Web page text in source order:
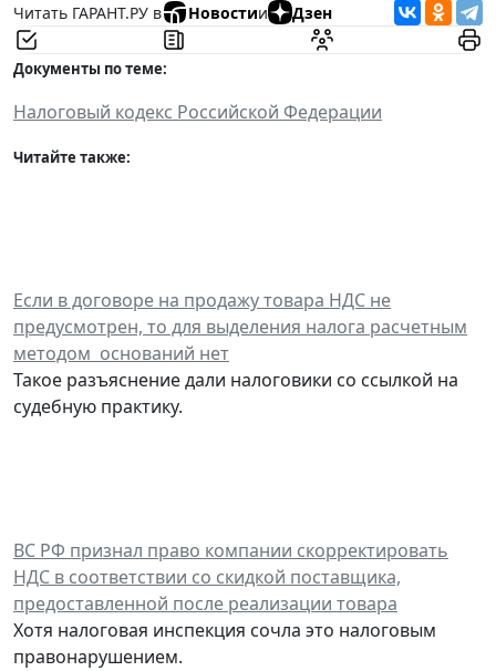
Читать ГАРАНТ.РУ в
Новостии Дзен
Документы по теме:
Налоговый кодекс Российской Федерации
Читайте также:
Если в договоре на продажу товара НДС не
предусмотрен, то для выделения налога расчетным
методом оснований нет
Такое разъяснение дали налоговики со ссылкой на
судебную практику.
ВС РФ признал право компании скорректировать
НДС в соответствии со скидкой поставщика,
предоставленной после реализации товара
Хотя налоговая инспекция сочла это налоговым
правонарушением.